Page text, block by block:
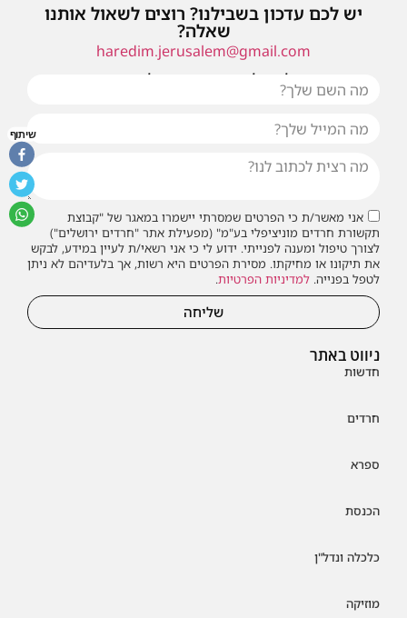
ניווט באתר
חדשות
חרדים
ספרא
הכנסת
כלכלה ונדל"ן
מוזיקה
יש לכם עדכון בשבילנו? רוצים לשאול אותנו
שאלה?
haredim.jerusalem@gmail.com
או שילחו אלינו פנייה ונחזור אליכם בהקדם
אני מאשר/ת כי הפרטים שמסרתי יישמרו במאגר של "קבוצת
תקשורת חרדים מוניציפלי בע"מ" (מפעילת אתר "חרדים ירושלים")
לצורך טיפול ומענה לפנייתי. ידוע לי כי אני רשאי/ת לעיין במידע, לבקש
את תיקונו או מחיקתו. מסירת הפרטים היא רשות, אך בלעדיהם לא ניתן
לטפל בפנייה. למדיניות הפרטיות.
שליחה
שיתוף